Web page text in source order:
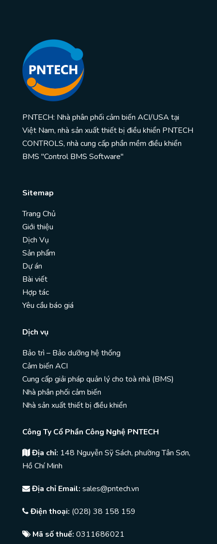
PNTECH: Nhà phân phối cảm biến ACI/USA tại
Việt Nam, nhà sản xuất thiết bị điều khiển PNTECH
CONTROLS, nhà cung cấp phần mềm điều khiển
BMS "Control BMS Software"
Sitemap
Trang Chủ
Giới thiệu
Dịch Vụ
Sản phẩm
Dự án
Bài viết
Hợp tác
Yêu cầu báo giá
Dịch vụ
Bảo trì – Bảo dưỡng hệ thống
Cảm biến ACI
Cung cấp giải pháp quản lý cho toà nhà (BMS)
Nhà phân phối cảm biến
Nhà sản xuất thiết bị điều khiển
Công Ty Cổ Phần Công Nghệ PNTECH
Địa chỉ: 148 Nguyễn Sỹ Sách, phường Tân Sơn,
Hồ Chí Minh
Địa chỉ Email: sales@pntech.vn
Điện thoại: (028) 38 158 159
Mã số thuế: 0311686021